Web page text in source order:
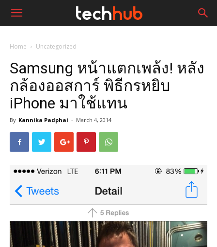
Home Uncategorized
Samsung หน้าแตกเพล้ง! หลัง
กล้องออสการ์ พิธีกรหยิบ
iPhone มาใช้แทน
By Kannika Padphai - March 4, 2014